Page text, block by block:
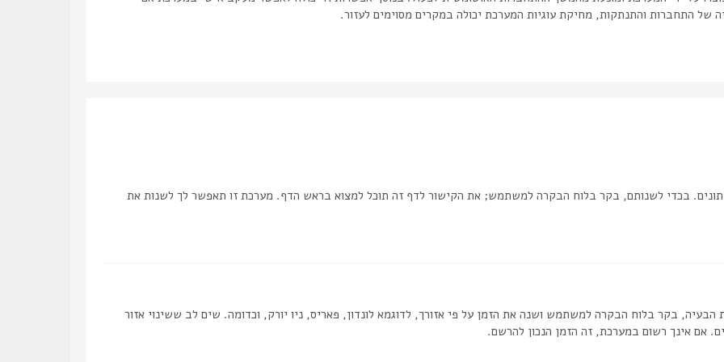
של התחברות והתנתקות, מחיקת עוגיות המערכת יכולה במקרים מסוימים לעזור.
בכדי לשנותם, בקר בלוח הבקרה למשתמש; את הקישור לדף זה תוכל למצוא בראש הדף. מערכת זו תאפשר לך לשנות את
הבעיה, בקר בלוח הבקרה למשתמש ושנה את הזמן על פי אזורך, לדוגמא לונדון, פאריס, ניו יורק, וכדומה. שים לב ששינוי אזור
אם אינך רשום במערכת, זה הזמן הנכון להרשם.